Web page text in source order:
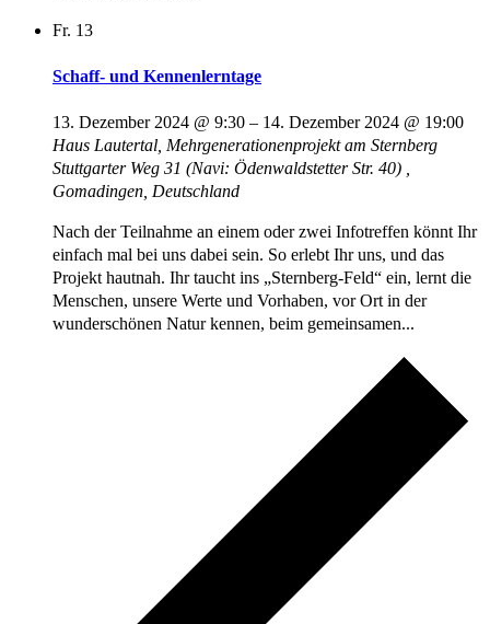
Fr. 13
Schaff- und Kennenlerntage
13. Dezember 2024 @ 9:30 – 14. Dezember 2024 @ 19:00
Haus Lautertal, Mehrgenerationenprojekt am Sternberg
Stuttgarter Weg 31 (Navi: Ödenwaldstetter Str. 40) ,
Gomadingen, Deutschland
Nach der Teilnahme an einem oder zwei Infotreffen könnt Ihr
einfach mal bei uns dabei sein. So erlebt Ihr uns, und das
Projekt hautnah. Ihr taucht ins „Sternberg-Feld“ ein, lernt die
Menschen, unsere Werte und Vorhaben, vor Ort in der
wunderschönen Natur kennen, beim gemeinsamen...